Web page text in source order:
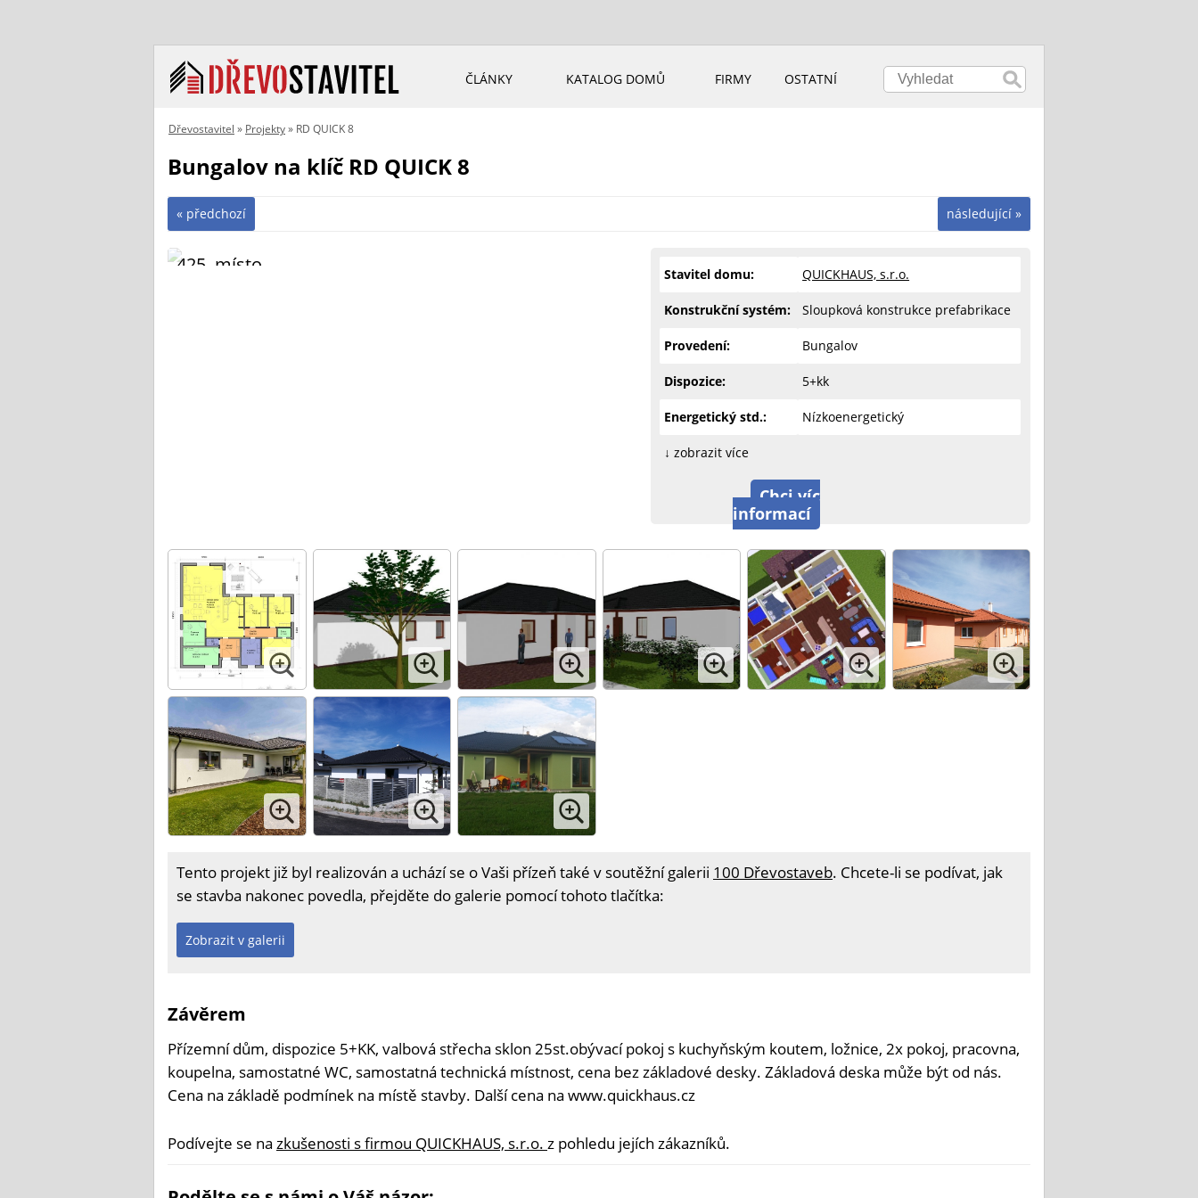
ČLÁNKY KATALOG DOMŮ FIRMY OSTATNÍ
Dřevostavitel » Projekty» RD QUICK 8
Bungalov na klíč RD QUICK 8
následující »
« předchozí
425. místo Stavitel domu: QUICKHAUS, s.r.o.
Konstrukční systém: Sloupková konstrukce prefabrikace
Provedení: Bungalov
Dispozice: 5+kk
Energetický std.: Nízkoenergetický
↓ zobrazit více
Chci víc
informací
Tento projekt již byl realizován a uchází se o Vaši přízeň také v soutěžní galerii 100 Dřevostaveb. Chcete-li se podívat, jak
se stavba nakonec povedla, přejděte do galerie pomocí tohoto tlačítka:
Zobrazit v galerii
Závěrem
Přízemní dům, dispozice 5+KK, valbová střecha sklon 25st.obývací pokoj s kuchyňským koutem, ložnice, 2x pokoj, pracovna,
koupelna, samostatné WC, samostatná technická místnost, cena bez základové desky. Základová deska může být od nás.
Cena na základě podmínek na místě stavby. Další cena na www.quickhaus.cz
Podívejte se na zkušenosti s firmou QUICKHAUS, s.r.o. z pohledu jejích zákazníků.